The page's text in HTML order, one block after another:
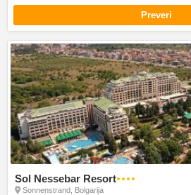
Preveri
Sol Nessebar Resort●●●●
Sonnenstrand, Bolgarija